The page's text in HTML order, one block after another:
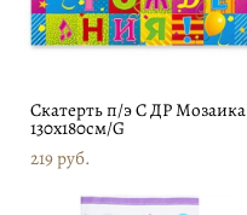
Скатерть п/э С ДР Мозаика
130х180см/G
219 pуб.